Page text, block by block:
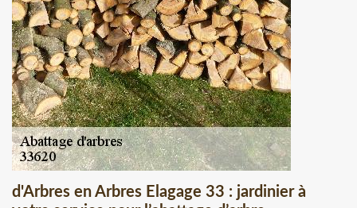
d'Arbres en Arbres Elagage 33 : jardinier à